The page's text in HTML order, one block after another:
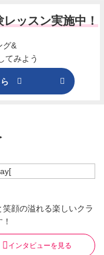
ッスン実施中！
グ&
てみよう
ら
笑顔の溢れる楽しいクラ
インタビューを見る